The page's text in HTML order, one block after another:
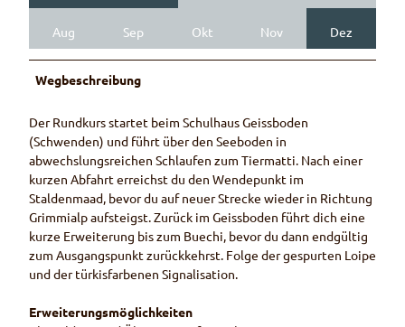
Aug Sep Okt Nov Dez
Wegbeschreibung
Der Rundkurs startet beim Schulhaus Geissboden
(Schwenden) und führt über den Seeboden in
abwechslungsreichen Schlaufen zum Tiermatti. Nach einer
kurzen Abfahrt erreichst du den Wendepunkt im
Staldenmaad, bevor du auf neuer Strecke wieder in Richtung
Grimmialp aufsteigst. Zurück im Geissboden führt dich eine
kurze Erweiterung bis zum Buechi, bevor du dann endgültig
zum Ausgangspunkt zurückkehrst. Folge der gespurten Loipe
und der türkisfarbenen Signalisation.
Erweiterungsmöglichkeiten